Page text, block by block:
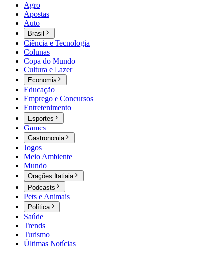
Agro
Apostas
Auto
Brasil
Ciência e Tecnologia
Colunas
Copa do Mundo
Cultura e Lazer
Economia
Educação
Emprego e Concursos
Entretenimento
Esportes
Games
Gastronomia
Jogos
Meio Ambiente
Mundo
Orações Itatiaia
Podcasts
Pets e Animais
Política
Saúde
Trends
Turismo
Últimas Notícias